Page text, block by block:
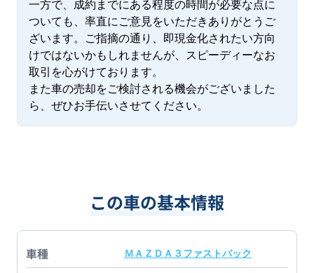
一方で、成約までにある程度の時間が必要な点に
ついても、率直にご意見をいただきありがとうご
ざいます。ご指摘の通り、即現金化されたい方向
けではないかもしれませんが、スピーディーなお
取引を心がけております。
また車の売却をご検討される機会がございました
ら、ぜひお手伝いさせてください。
この車の基本情報
車種 ＭＡＺＤＡ３ファストバック